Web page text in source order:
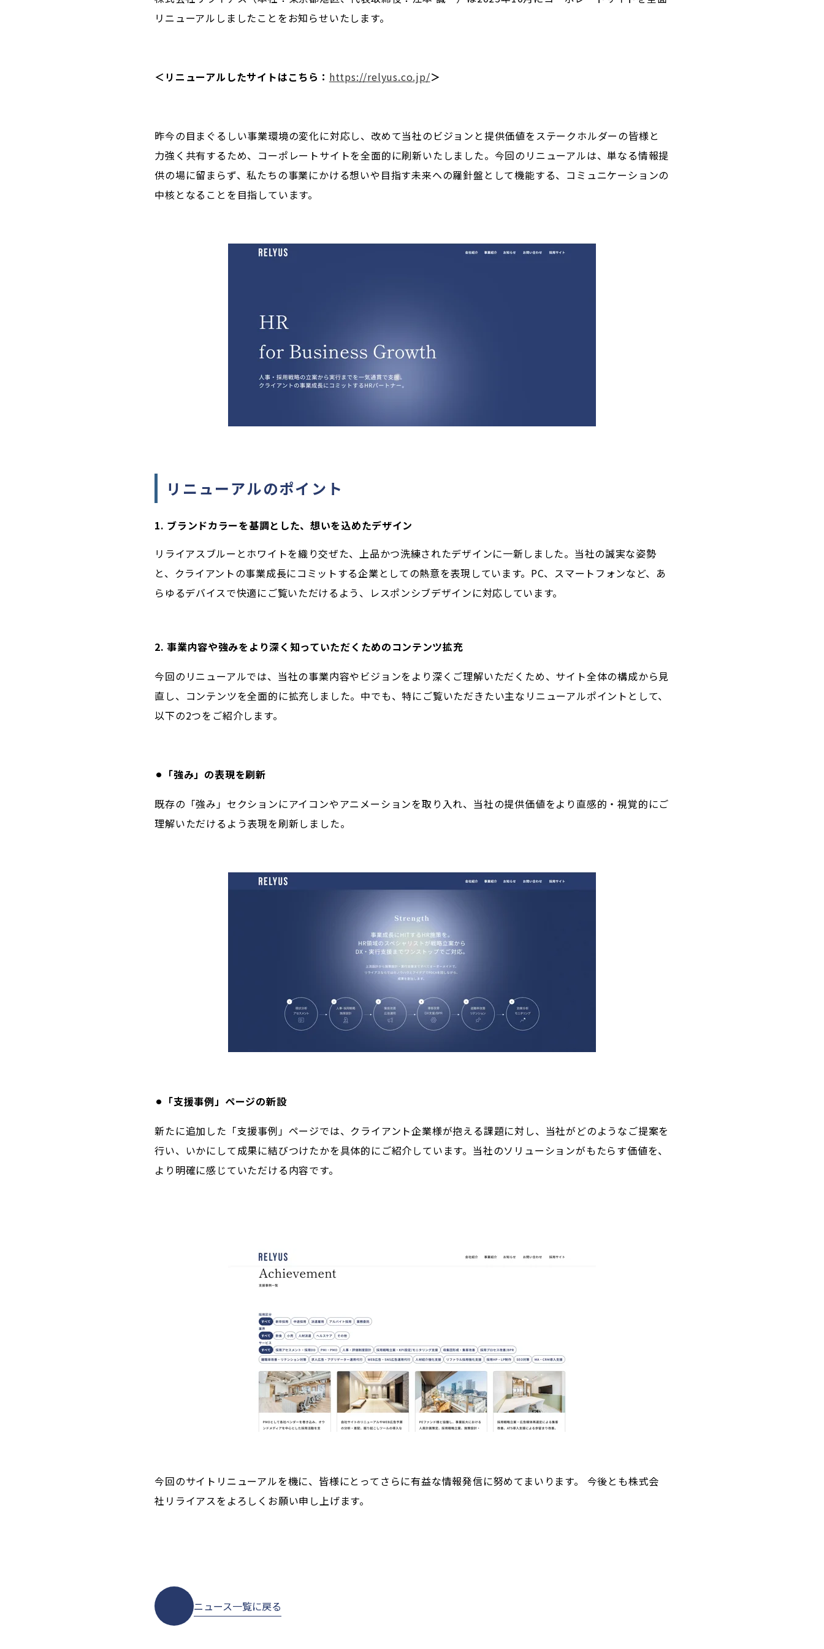
リニューアルしましたことをお知らせいたします。
＜リニューアルしたサイトはこちら： https://relyus.co.jp/＞
昨今の目まぐるしい事業環境の変化に対応し、改めて当社のビジョンと提供価値をステークホルダーの皆様と
力強く共有するため、コーポレートサイトを全面的に刷新いたしました。今回のリニューアルは、単なる情報提
供の場に留まらず、私たちの事業にかける想いや目指す未来への羅針盤として機能する、コミュニケーションの
中核となることを目指しています。
リニューアルのポイント
1. ブランドカラーを基調とした、想いを込めたデザイン
リライアスブルーとホワイトを織り交ぜた、上品かつ洗練されたデザインに一新しました。当社の誠実な姿勢
と、クライアントの事業成長にコミットする企業としての熱意を表現しています。PC、スマートフォンなど、あ
らゆるデバイスで快適にご覧いただけるよう、レスポンシブデザインに対応しています。
2. 事業内容や強みをより深く知っていただくためのコンテンツ拡充
今回のリニューアルでは、当社の事業内容やビジョンをより深くご理解いただくため、サイト全体の構成から見
直し、コンテンツを全面的に拡充しました。 中でも、特にご覧いただきたい主なリニューアルポイントとして、
以下の2つをご紹介します。
⚫︎「強み」の表現を刷新
既存の「強み」セクションにアイコンやアニメーションを取り入れ、当社の提供価値をより直感的・視覚的にご
理解いただけるよう表現を刷新しました。
⚫︎「支援事例」ページの新設
新たに追加した「支援事例」ページでは、クライアント企業様が抱える課題に対し、当社がどのようなご提案を
行い、いかにして成果に結びつけたかを具体的にご紹介しています。当社のソリューションがもたらす価値を、
より明確に感じていただける内容です。
今回のサイトリニューアルを機に、皆様にとってさらに有益な情報発信に努めてまいります。 今後とも株式会
社リライアスをよろしくお願い申し上げます。
ニュース一覧に戻る